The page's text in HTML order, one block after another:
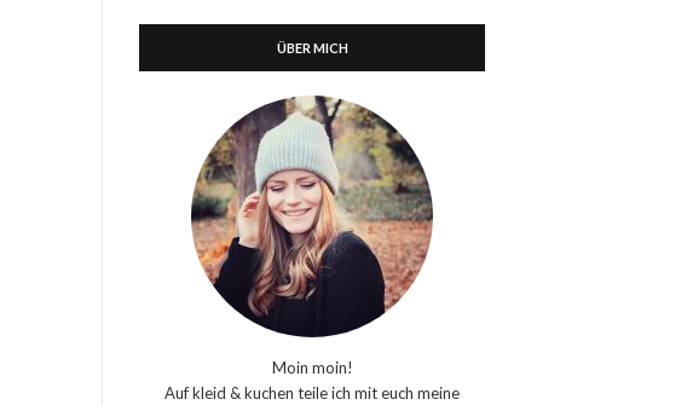
ÜBER MICH
Moin moin!
Auf kleid & kuchen teile ich mit euch meine